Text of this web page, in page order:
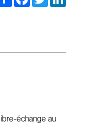
échange au